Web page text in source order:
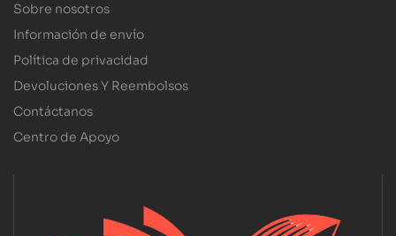
Sobre nosotros
Información de envío
Política de privacidad
Devoluciones Y Reembolsos
Contáctanos
Centro de Apoyo